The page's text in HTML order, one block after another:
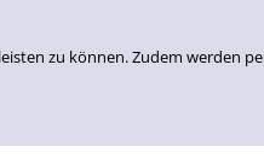
zu können. Zudem werden